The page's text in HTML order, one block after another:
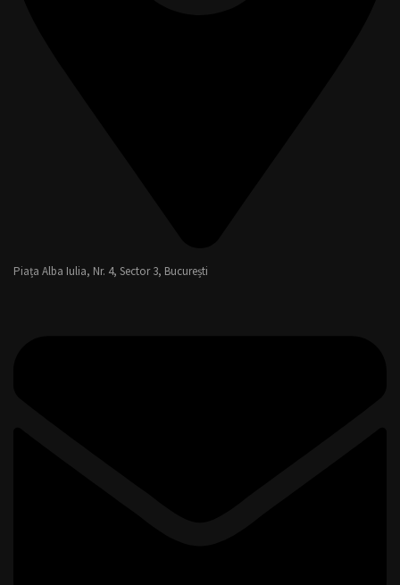
Piața Alba Iulia, Nr. 4, Sector 3, București